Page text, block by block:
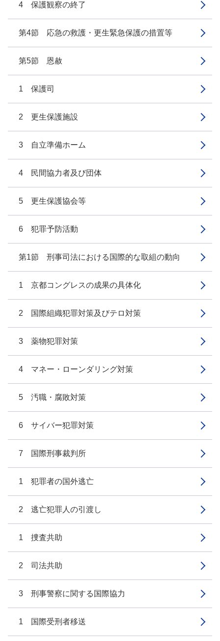
4 保護観察の終了
第4節 応急の救護・更生緊急保護の措置等
第5節 恩赦
1 保護司
2 更生保護施設
3 自立準備ホーム
4 民間協力者及び団体
5 更生保護協会等
6 犯罪予防活動
第1節 刑事司法における国際的な取組の動向
1 京都コングレスの成果の具体化
2 国際組織犯罪対策及びテロ対策
3 薬物犯罪対策
4 マネー・ローンダリング対策
5 汚職・腐敗対策
6 サイバー犯罪対策
7 国際刑事裁判所
1 犯罪者の国外逃亡
2 逃亡犯罪人の引渡し
1 捜査共助
2 司法共助
3 刑事警察に関する国際協力
1 国際受刑者移送